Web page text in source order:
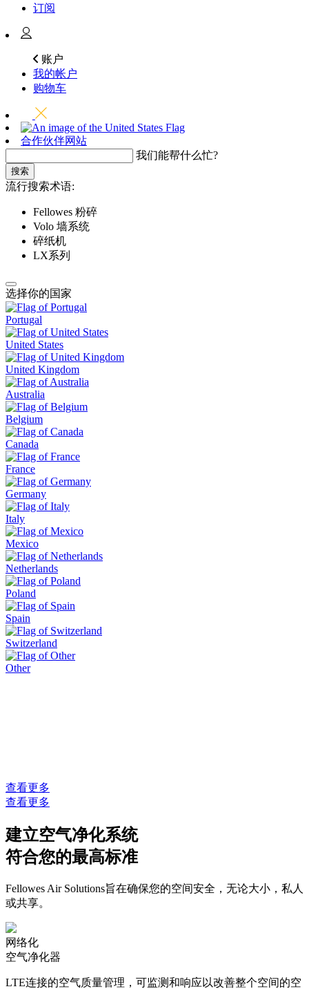
订阅
账户
我的帐户
购物车
合作伙伴网站
我们能帮什么忙?
搜索
流行搜索术语:
Fellowes 粉碎
Volo 墙系统
碎纸机
LX系列
选择你的国家
Portugal
United States
United Kingdom
Australia
Belgium
Canada
France
Germany
Italy
Mexico
Netherlands
Poland
Spain
Switzerland
Other
查看更多
查看更多
建立空气净化系统
符合您的最高标准
Fellowes Air Solutions旨在确保您的空间安全，无论大小，私人
或共享。
网络化
空气净化器
LTE连接的空气质量管理，可监测和响应以改善整个空间的空